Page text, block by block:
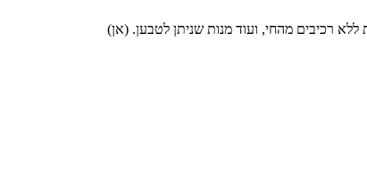
רכיבים מהחי, ועוד מנות שניתן לטבען. (אן)